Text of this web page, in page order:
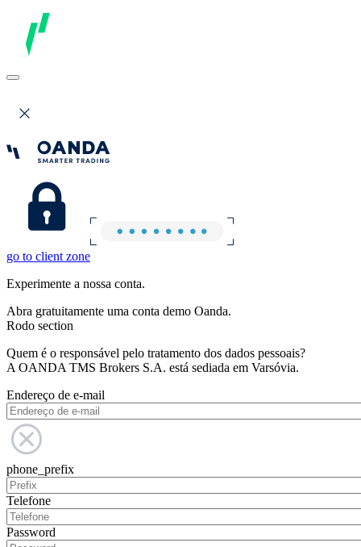
go to client zone
Experimente a nossa conta.
Abra gratuitamente uma conta demo Oanda.
Rodo section
Quem é o responsável pelo tratamento dos dados pessoais?
A OANDA TMS Brokers S.A. está sediada em Varsóvia.
Endereço de e-mail
phone_prefix
Telefone
Password